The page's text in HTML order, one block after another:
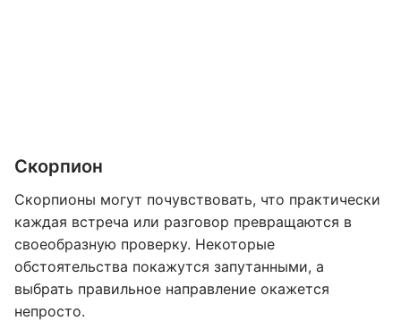
Скорпион
Скорпионы могут почувствовать, что практически
каждая встреча или разговор превращаются в
своеобразную проверку. Некоторые
обстоятельства покажутся запутанными, а
выбрать правильное направление окажется
непросто.